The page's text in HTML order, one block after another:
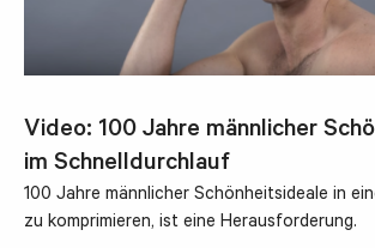
Video: 100 Jahre männlicher
im Schnelldurchlauf
100 Jahre männlicher Schönheitsideale in
zu komprimieren, ist eine Herausforderung.